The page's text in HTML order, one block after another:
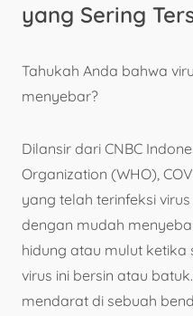
yang Sering
Tahukah Anda bahwa
menyebar?
Dilansir dari CNBC
Organization (WHO),
yang telah terinfeksi
dengan mudah
hidung atau mulut
virus ini bersin atau
mendarat di sebuah